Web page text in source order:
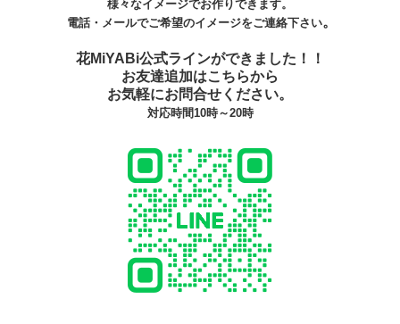
様々なイメージでお作りできます。
電話・メールでご希望のイメージをご連絡下さい。
花MiYABi公式ラインができました！！
お友達追加はこちらから
お気軽にお問合せください。
対応時間10時～20時